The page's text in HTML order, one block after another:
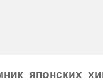
японских